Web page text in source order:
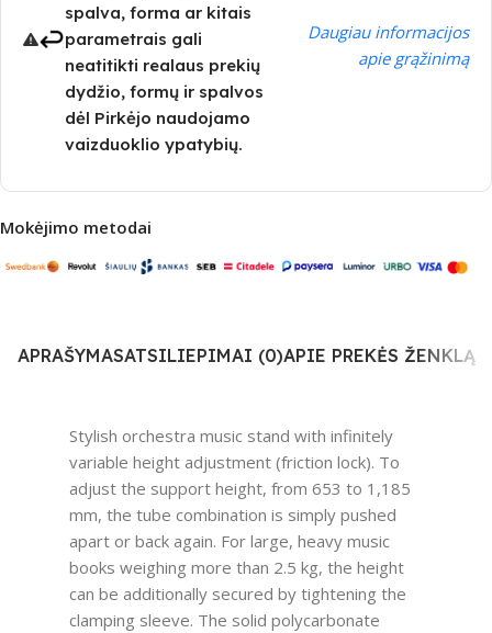
spalva, forma ar kitais
parametrais gali
neatitikti realaus prekių
dydžio, formų ir spalvos
dėl Pirkėjo naudojamo
vaizduoklio ypatybių.
Daugiau informacijos
apie grąžinimą
Mokėjimo metodai
APRAŠYMASATSILIEPIMAI (0)APIE PREKĖS ŽENKLĄ
Stylish orchestra music stand with infinitely
variable height adjustment (friction lock). To
adjust the support height, from 653 to 1,185
mm, the tube combination is simply pushed
apart or back again. For large, heavy music
books weighing more than 2.5 kg, the height
can be additionally secured by tightening the
clamping sleeve. The solid polycarbonate